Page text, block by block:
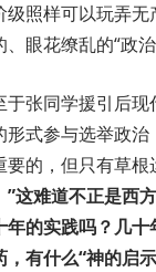
级照样可以玩弄
、眼花缭乱的“政
于张同学援引后
形式参与选举政
要的，但只有草根
”这难道不正是西
年的实践吗？几
，有什么“神的启